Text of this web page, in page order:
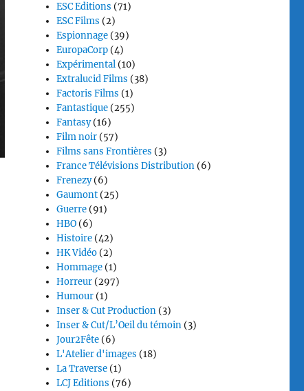
ESC Editions (71)
ESC Films (2)
Espionnage (39)
EuropaCorp (4)
Expérimental (10)
Extralucid Films (38)
Factoris Films (1)
Fantastique (255)
Fantasy(16)
Film noir (57)
Films sans Frontières (3)
France Télévisions Distribution (6)
Frenezy(6)
Gaumont (25)
Guerre (91)
HBO (6)
Histoire (42)
HK Vidéo (2)
Hommage (1)
Horreur (297)
Humour (1)
Inser & Cut Production (3)
Inser & Cut/L’Oeil du témoin (3)
Jour2Fête (6)
L'Atelier d'images (18)
La Traverse (1)
LCJ Editions (76)